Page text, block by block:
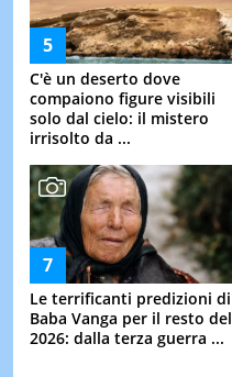
C'è un deserto dove
compaiono figure visibili
solo dal cielo: il mistero
irrisolto da ...
Le terrificanti predizioni di
Baba Vanga per il resto del
2026: dalla terza guerra ...